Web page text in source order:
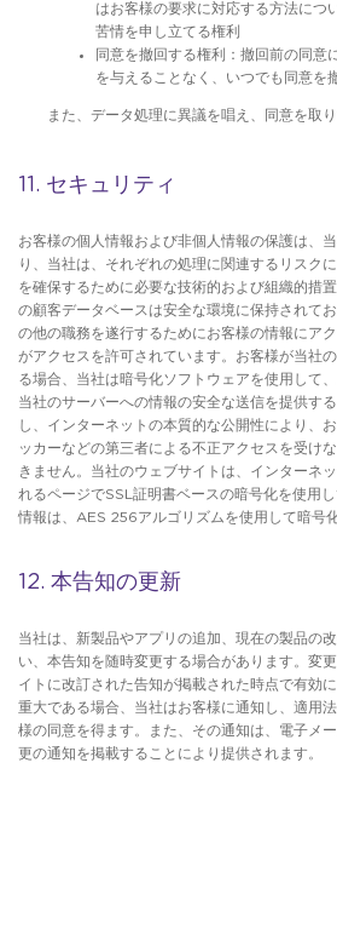
はお客様の要求に対応する方法につ
苦情を申し立てる権利
同意を撤回する権利：撤回前の同意
を与えることなく、いつでも同意を
また、データ処理に異議を唱え、同意を取
11. セキュリティ
お客様の個人情報および非個人情報の保護は、
り、当社は、それぞれの処理に関連するリスク
を確保するために必要な技術的および組織的措
の顧客データベースは安全な環境に保持されて
の他の職務を遂行するためにお客様の情報にア
がアクセスを許可されています。お客様が当社
る場合、当社は暗号化ソフトウェアを使用して
当社のサーバーへの情報の安全な送信を提供す
し、インターネットの本質的な公開性により、
ッカーなどの第三者による不正アクセスを受け
きません。当社のウェブサイトは、インターネ
れるページでSSL証明書ベースの暗号化を使用
情報は、AES 256アルゴリズムを使用して暗号
12. 本告知の更新
当社は、新製品やアプリの追加、現在の製品の
い、本告知を随時変更する場合があります。変
イトに改訂された告知が掲載された時点で有効
重大である場合、当社はお客様に通知し、適用
様の同意を得ます。また、その通知は、電子メ
更の通知を掲載することにより提供されます。